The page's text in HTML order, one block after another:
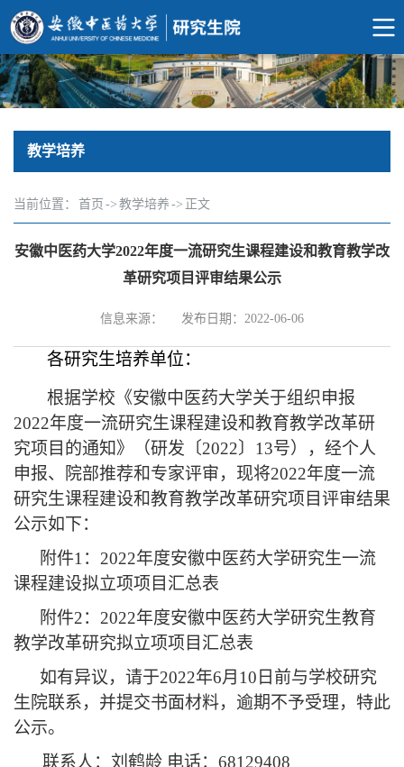
教学培养
当前位置： 首页 -> 教学培养 -> 正文
安徽中医药大学2022年度一流研究生课程建设和教育教学改
革研究项目评审结果公示
信息来源： 发布日期：2022-06-06
各研究生培养单位：
根据学校《安徽中医药大学关于组织申报
2022年度一流研究生课程建设和教育教学改革研
究项目的通知》（研发〔2022〕 13号），经个人
申报、院部推荐和专家评审，现将2022年度一流
研究生课程建设和教育教学改革研究项目评审结果
公示如下：
附件1 ： 2022年度安徽中医药大学研究生一流
课程建设拟立项项目汇总表
附件2： 2022年度安徽中医药大学研究生教育
教学改革研究拟立项项目汇总表
如有异议，请于2022年6月 10 日前与学校研究
生院联系，并提交书面材料，逾期不予受理，特此
公示。
联系人：刘鹤龄 电话： 68129408